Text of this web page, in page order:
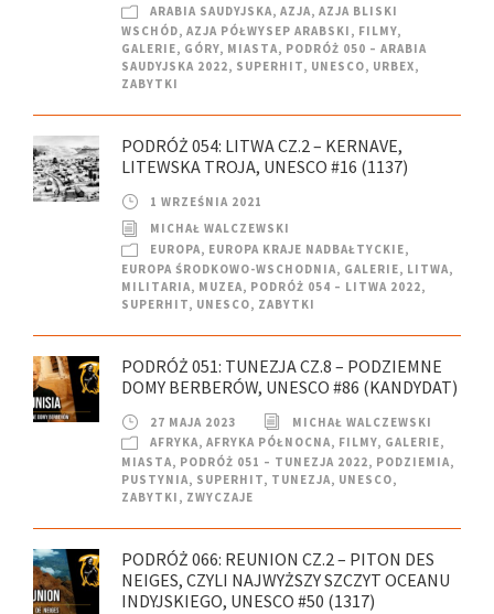
ARABIA SAUDYJSKA, AZJA, AZJA BLISKI
WSCHÓD, AZJA PÓŁWYSEP ARABSKI , FILMY,
GALERIE, GÓRY, MIASTA, PODRÓŻ 050 – ARABIA
SAUDYJSKA 2022, SUPERHIT, UNESCO, URBEX,
ZABYTKI
PODRÓŻ 054: LITWA CZ.2 – KERNAVE,
LITEWSKA TROJA, UNESCO #16 (1137)
1 WRZEŚNIA 2021
MICHAŁ WALCZEWSKI
EUROPA, EUROPA KRAJE NADBAŁTYCKIE,
EUROPA ŚRODKOWO-WSCHODNIA, GALERIE, LITWA,
MILITARIA, MUZEA, PODRÓŻ 054 – LITWA 2022,
SUPERHIT, UNESCO, ZABYTKI
PODRÓŻ 051: TUNEZJA CZ.8 – PODZIEMNE
DOMY BERBERÓW, UNESCO #86 (KANDYDAT)
27 MAJA 2023
MICHAŁ WALCZEWSKI
AFRYKA, AFRYKA PÓŁNOCNA, FILMY, GALERIE,
MIASTA, PODRÓŻ 051 – TUNEZJA 2022, PODZIEMIA,
PUSTYNIA, SUPERHIT, TUNEZJA, UNESCO,
ZABYTKI , ZWYCZAJE
PODRÓŻ 066: REUNION CZ.2 – PITON DES
NEIGES, CZYLI NAJWYŻSZY SZCZYT OCEANU
INDYJSKIEGO, UNESCO #50 (1317)